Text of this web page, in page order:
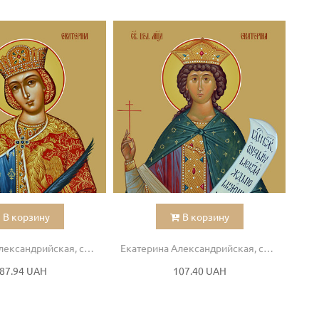
В корзину
Екатерина Александрийская, святая
UAH
В корзину
Екатерина Александрийская, святая
107.40 UAH